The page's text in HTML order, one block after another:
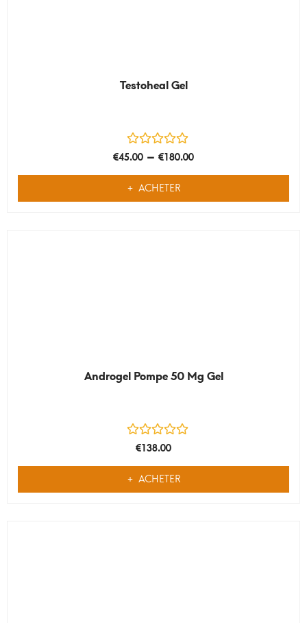
Testoheal Gel
€45.00 – €180.00
ACHETER
Androgel Pompe 50 Mg Gel
€138.00
ACHETER